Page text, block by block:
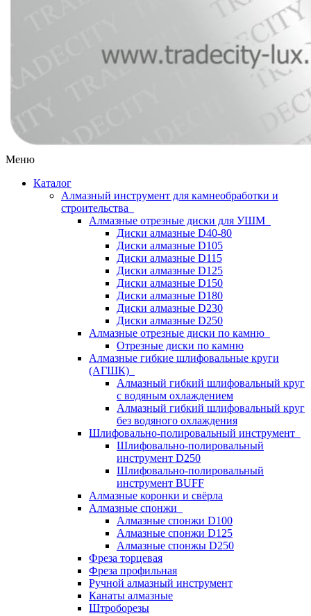
Меню
Каталог
Алмазный инструмент для камнеобработки и
строительства
Алмазные отрезные диски для УШМ
Диски алмазные D40-80
Диски алмазные D105
Диски алмазные D115
Диски алмазные D125
Диски алмазные D150
Диски алмазные D180
Диски алмазные D230
Диски алмазные D250
Алмазные отрезные диски по камню
Отрезные диски по камню
Алмазные гибкие шлифовальные круги
(АГШК)
Алмазный гибкий шлифовальный круг
с водяным охлаждением
Алмазный гибкий шлифовальный круг
без водяного охлаждения
Шлифовально-полировальный инструмент
Шлифовально-полировальный
инструмент D250
Шлифовально-полировальный
инструмент BUFF
Алмазные коронки и свёрла
Алмазные спонжи
Алмазные спонжи D100
Алмазные спонжи D125
Алмазные спонжы D250
Фреза торцевая
Фреза профильная
Ручной алмазный инструмент
Канаты алмазные
Штроборезы